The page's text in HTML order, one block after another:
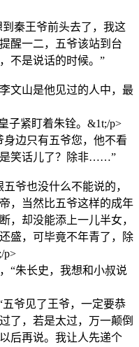
秦王爷前头去了，我这
醒一二，五爷该站到台
不是说话的时候。”
文山是他见过的人中，最
子紧盯着朱铨。&1t;/p>
边只有五爷您，他不看
是笑话儿了？除非……”
爷也没什么不能说的，
，当然比五爷这样的成年
，却没能添上一儿半女，
盛，可毕竟不年青了，除
p>
“朱长史，我想和小叔说
爷见了王爷，一定要恭
了，若是太过，万一颠倒
后再说。我让人先递个